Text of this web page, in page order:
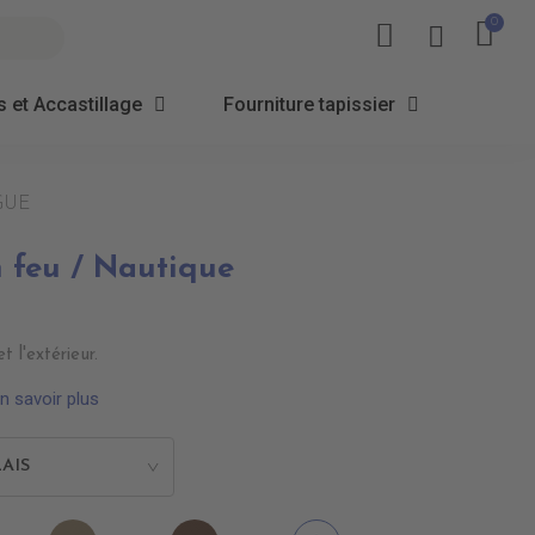
et Accastillage Fourniture tapissier
feu / Nautique
l'extérieur.
savoir plus
>